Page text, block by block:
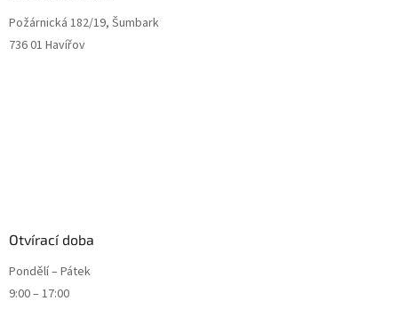
Požárnická 182/19, Šumbark
736 01 Havířov
Otvírací doba
Pondělí – Pátek
9:00 – 17:00